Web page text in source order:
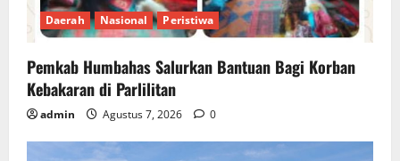
Daerah Nasional Peristiwa
Pemkab Humbahas Salurkan Bantuan Bagi Korban
Kebakaran di Parlilitan
admin Agustus 7, 2026 0